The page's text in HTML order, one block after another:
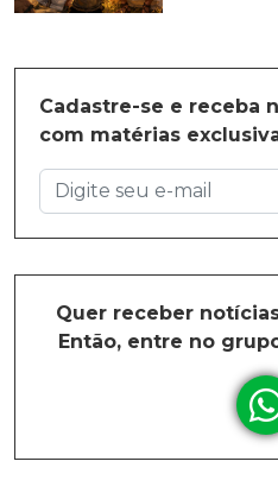
Cadastre-se e receba
com matérias
Quer receber
Então, entre no